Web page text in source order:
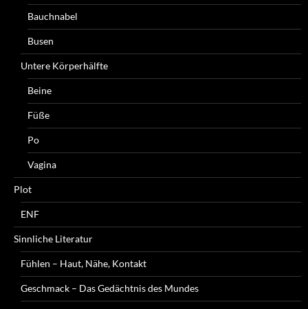
Bauchnabel
Busen
Untere Körperhälfte
Beine
Füße
Po
Vagina
Plot
ENF
Sinnliche Literatur
Fühlen – Haut, Nähe, Kontakt
Geschmack – Das Gedächtnis des Mundes